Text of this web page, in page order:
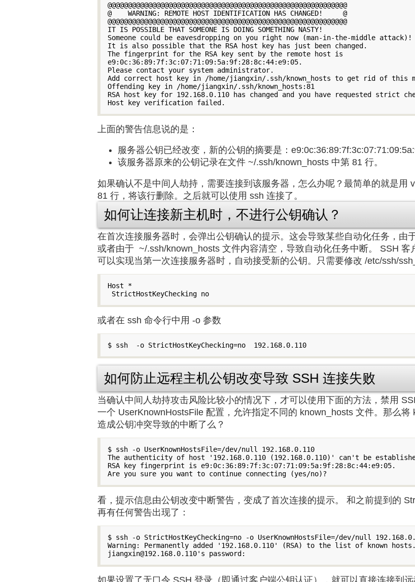
@@@@@@@@@@@@@@@@@@@@@@@@@@@@@@@@@@@@@@@@@@@@@@@@@@@@@@@@@@@
@    WARNING: REMOTE HOST IDENTIFICATION HAS CHANGED!     @
@@@@@@@@@@@@@@@@@@@@@@@@@@@@@@@@@@@@@@@@@@@@@@@@@@@@@@@@@@@
IT IS POSSIBLE THAT SOMEONE IS DOING SOMETHING NASTY!
Someone could be eavesdropping on you right now (man-in-the-middle attack)!
It is also possible that the RSA host key has just been changed.
The fingerprint for the RSA key sent by the remote host is
e9:0c:36:89:7f:3c:07:71:09:5a:9f:28:8c:44:e9:05.
Please contact your system administrator.
Add correct host key in /home/jiangxin/.ssh/known_hosts to get rid of this
Offending key in /home/jiangxin/.ssh/known_hosts:81
RSA host key for 192.168.0.110 has changed and you have requested strict
上面的警告信息说的是：
服务器公钥已经改变，新的公钥的摘要是：
该服务器原来的公钥记录在文件 ~/.ssh/known_hosts 中第 81 行。
如果确认不是中间人劫持，需要连接到该服务器，怎么办呢？最简单的就是用
81 行，将该行删除。之后就可以使用 ssh 连接了。
如何让连接新主机时，不进行公钥确认？
在首次连接服务器时，会弹出公钥确认的提示。这会导致某些自动化任务，由
或者由于 ~/.ssh/known_hosts 文件内容清空，导致自动化任务中断。 SSH 客
可以实现当第一次连接服务器时，自动接受新的公钥。只需要修改 /etc/ssh/
Host *
或者在 ssh 命令行中用 -o 参数
$ ssh  -o StrictHostKeyChecking=no  192.168.0.110
如何防止远程主机公钥改变导致 SSH 连接失败
当确认中间人劫持攻击风险比较小的情况下，才可以使用下面的方法，禁用
一个 UserKnownHostsFile 配置，允许指定不同的 known_hosts 文件。那么
造成公钥冲突导致的中断了么？
$ ssh -o UserKnownHostsFile=/dev/null 192.168.0.110
The authenticity of host '192.168.0.110 (192.168.0.110)' can't be
RSA key fingerprint is e9:0c:36:89:7f:3c:07:71:09:5a:9f:28:8c:44:e9:05.
看，提示信息由公钥改变中断警告，变成了首次连接的提示。 和之前提到的
再有任何警告出现了：
$ ssh -o StrictHostKeyChecking=no -o UserKnownHostsFile=/dev/null
Warning: Permanently added '192.168.0.110' (RSA) to the list of known hosts.